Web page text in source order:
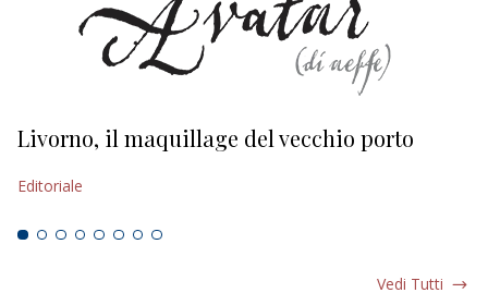
Livorno, il maquillage del vecchio porto
Editoriale
Vedi Tutti